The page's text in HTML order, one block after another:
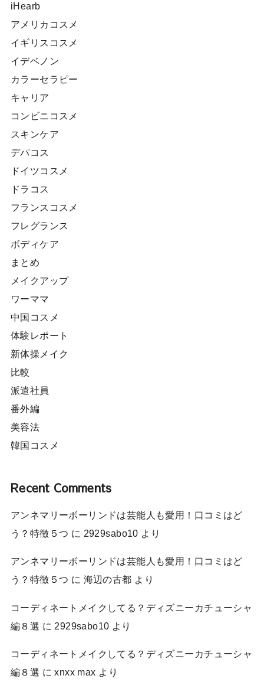
iHearb
アメリカコスメ
イギリスコスメ
イデベノン
カラーセラピー
キャリア
コンビニコスメ
スキンケア
デパコス
ドイツコスメ
ドラコス
フランスコスメ
フレグランス
ボディケア
まとめ
メイクアップ
ワーママ
中国コスメ
体験レポート
新体操メイク
比較
派遣社員
番外編
美容法
韓国コスメ
Recent Comments
アンネマリーボーリンドは芸能人も愛用！口コミはど
う？特徴５つ に 2929sabo10 より
アンネマリーボーリンドは芸能人も愛用！口コミはど
う？特徴５つ に 海辺の古都 より
コーディネートメイクしてる？ディズニーカチューシャ
編８選 に 2929sabo10 より
コーディネートメイクしてる？ディズニーカチューシャ
編８選 にxnxx max より